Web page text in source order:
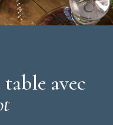
Nancy, vendu à
12 cm, 18 cm, 22 cm,
avec